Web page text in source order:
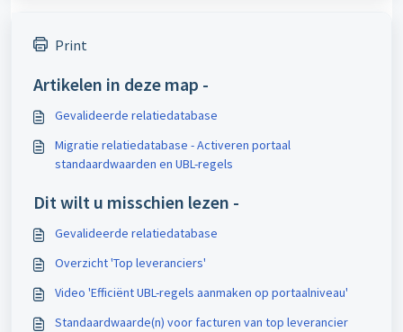
Print
Artikelen in deze map -
Gevalideerde relatiedatabase
Migratie relatiedatabase - Activeren portaal
standaardwaarden en UBL-regels
Dit wilt u misschien lezen -
Gevalideerde relatiedatabase
Overzicht 'Top leveranciers'
Video 'Efficiënt UBL-regels aanmaken op portaalniveau'
Standaardwaarde(n) voor facturen van top leverancier